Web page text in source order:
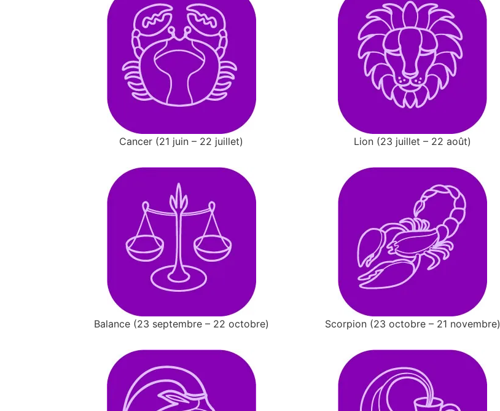
Cancer (21 juin – 22 juillet) Lion (23 juillet – 22 août)
Balance (23 septembre – 22 octobre) Scorpion (23 octobre – 21 novembre)